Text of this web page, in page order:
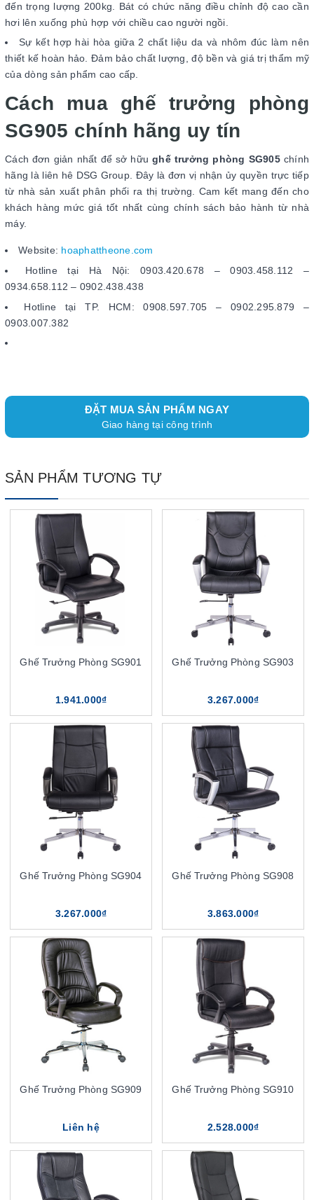
đến trọng lượng 200kg. Bát có chức năng điều chỉnh độ cao cần
hơi lên xuống phù hợp với chiều cao người ngồi.
Sự kết hợp hài hòa giữa 2 chất liệu da và nhôm đúc làm nên
thiết kế hoàn hảo. Đảm bảo chất lượng, độ bền và giá trị thẩm mỹ
của dòng sản phẩm cao cấp.
Cách mua ghế trưởng phòng
SG905 chính hãng uy tín
Cách đơn giản nhất để sở hữughế trưởng phòng SG905chính
hãng là liên hê DSG Group. Đây là đơn vị nhận ủy quyền trực tiếp
từ nhà sản xuất phân phối ra thị trường. Cam kết mang đến cho
khách hàng mức giá tốt nhất cùng chính sách bảo hành từ nhà
máy.
Website: hoaphattheone.com
Hotline tại Hà Nội: 0903.420.678 – 0903.458.112 –
0934.658.112 – 0902.438.438
Hotline tại TP. HCM: 0908.597.705 – 0902.295.879 –
0903.007.382
ĐẶT MUA SẢN PHẨM NGAY
Giao hàng tại công trình
SẢN PHẨM TƯƠNG TỰ
Ghế Trưởng Phòng SG901
1.941.000₫
Ghế Trưởng Phòng SG903
3.267.000₫
Ghế Trưởng Phòng SG904
3.267.000₫
Ghế Trưởng Phòng SG908
3.863.000₫
Ghế Trưởng Phòng SG909
Liên hệ
Ghế Trưởng Phòng SG910
2.528.000₫